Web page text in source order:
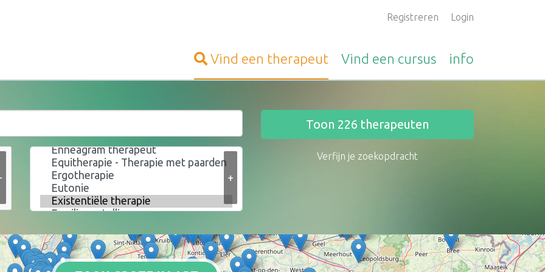
Registreren Login
Vind een therapeut Vind een cursus info
+
Toon 226 therapeuten
Verfijn je zoekopdracht